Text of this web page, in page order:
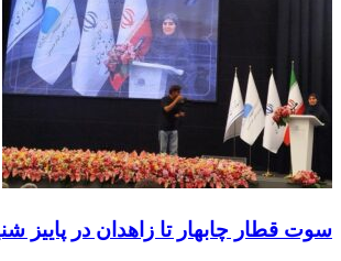
سوت قطار چابهار تا زاهدان در پاییز